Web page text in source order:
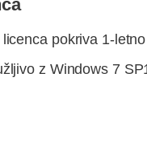
licenca pokriva 1-
z Windows 7